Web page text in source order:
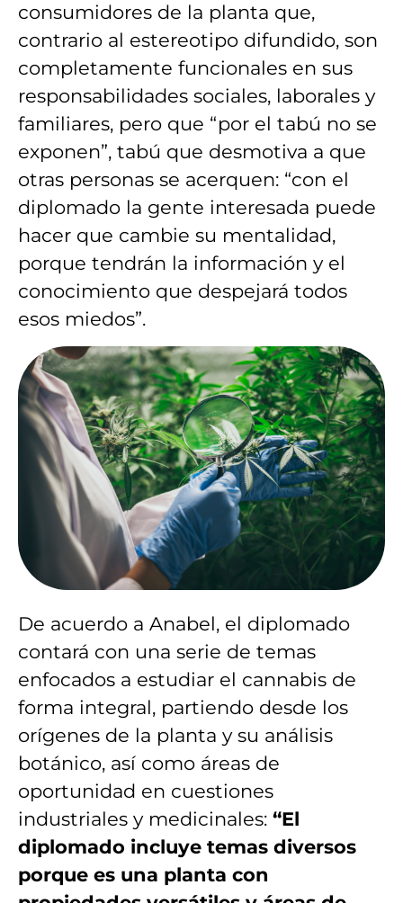
consumidores de la planta que,
contrario al estereotipo difundido, son
completamente funcionales en sus
responsabilidades sociales, laborales y
familiares, pero que “por el tabú no se
exponen”, tabú que desmotiva a que
otras personas se acerquen: “con el
diplomado la gente interesada puede
hacer que cambie su mentalidad,
porque tendrán la información y el
conocimiento que despejará todos
esos miedos”.
De acuerdo a Anabel, el diplomado
contará con una serie de temas
enfocados a estudiar el cannabis de
forma integral, partiendo desde los
orígenes de la planta y su análisis
botánico, así como áreas de
oportunidad en cuestiones
industriales y medicinales: “El
diplomado incluye temas diversos
porque es una planta con